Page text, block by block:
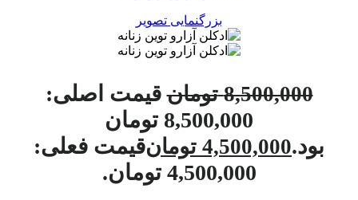
بزرگنمایی تصویر
8,500,000 تومان قیمت اصلی:
8,500,000 تومان
بود.4,500,000 تومانقیمت فعلی:
4,500,000 تومان.